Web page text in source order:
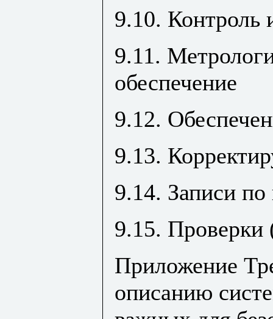
9.10. Контроль
9.11.
обеспечение
9.12.
9.13.
9.14. Записи по
9.15. Проверки
Приложение
описанию